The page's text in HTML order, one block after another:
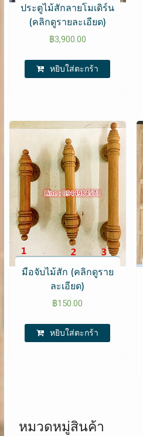
ประตูไม้สักลายโมเดิร์น
(คลิกดูรายละเอียด)
฿3,900.00
หยิบใส่ตะกร้า
มือจับไม้สัก (คลิกดูราย
ละเอียด)
฿150.00
หยิบใส่ตะกร้า
หมวดหมู่สินค้า